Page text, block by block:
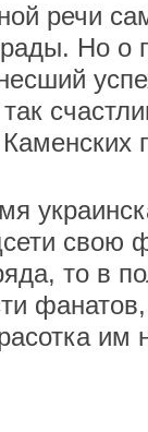
речи
Но о
свою
то в
им